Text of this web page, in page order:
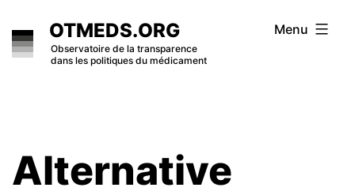
to
content
OTMEDS.ORG
Observatoire de la transparence
dans les politiques du médicament
Menu
Alternative